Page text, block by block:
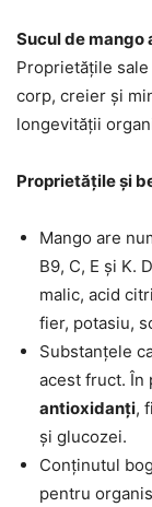
Sucul de mango
Proprietățile
corp, creier și
longevității
Proprietățile și
Mango are
B9, C, E și K.
malic, acid
fier, potasiu,
Substanțele
acest fruct. În
antioxidanți,
și glucozei.
Conținutul
pentru